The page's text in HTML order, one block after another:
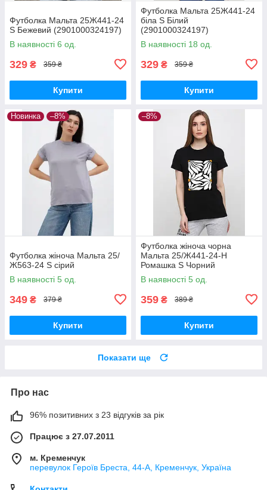
Футболка Мальта 25Ж441-24
S Бежевий (2901000324197)
В наявності 6 од.
329 ₴ 359 ₴
Купити
Футболка Мальта 25Ж441-24
біла S Білий
(2901000324197)
В наявності 18 од.
329 ₴ 359 ₴
Купити
Новинка –8%
Футболка жіноча Мальта 25/
Ж563-24 S сірий
В наявності 5 од.
349 ₴ 379 ₴
Купити
–8%
Футболка жіноча чорна
Мальта 25/Ж441-24-Н
Ромашка S Чорний
(2901000324197)
В наявності 5 од.
359 ₴ 389 ₴
Купити
Показати ще
Про нас
96% позитивних з 23 відгуків за рік
Працює з 27.07.2011
м. Кременчук
перевулок Героїв Бреста, 44-А, Кременчук, Україна